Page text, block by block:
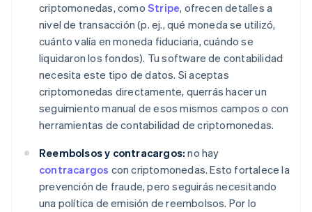
criptomonedas, como Stripe, ofrecen detalles a
nivel de transacción (p. ej., qué moneda se utilizó,
cuánto valía en moneda fiduciaria, cuándo se
liquidaron los fondos). Tu software de contabilidad
necesita este tipo de datos. Si aceptas
criptomonedas directamente, querrás hacer un
seguimiento manual de esos mismos campos o con
herramientas de contabilidad de criptomonedas.
Reembolsos y contracargos: no hay
contracargos con criptomonedas. Esto fortalece la
prevención de fraude, pero seguirás necesitando
una política de emisión de reembolsos. Por lo